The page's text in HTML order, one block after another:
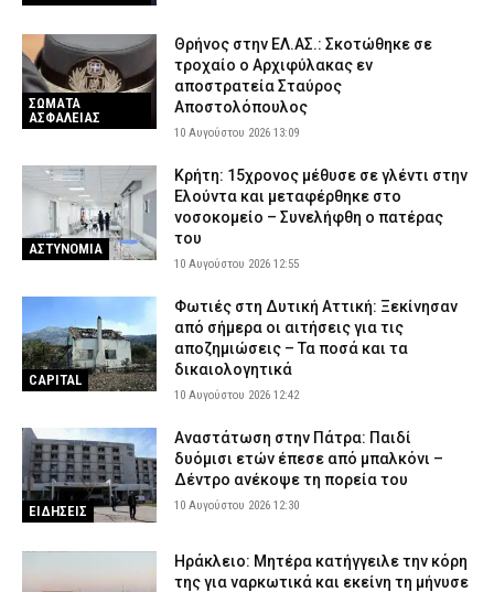
ΑΣΤΥΝΟΜΙΑ 9 Αυγούστου 2026 22:52
Τζόκερ: Αυτοί είναι οι τυχεροί αριθμοί που κερδίζουν πάνω από
2 εκατ. ευρώ
ΕΙΔΗΣΕΙΣ 9 Αυγούστου 2026 22:28
Βελτιωμένη η εικόνα της δασικής πυρκαγιάς στο Μουζάκι
Ηλείας – Επιχειρούν μόνο επίγειες δυνάμεις
ΕΙΔΗΣΕΙΣ 9 Αυγούστου 2026 22:19
ΣΩΜΑΤΑ
ΑΣΦΑΛΕΙΑΣ
Θρήνος στην ΕΛ.ΑΣ.: Σκοτώθηκε σε
τροχαίο ο Αρχιφύλακας εν
αποστρατεία Σταύρος
Αποστολόπουλος
10 Αυγούστου 2026 13:09
ΑΣΤΥΝΟΜΙΑ
Κρήτη: 15χρονος μέθυσε σε γλέντι στην
Ελούντα και μεταφέρθηκε στο
νοσοκομείο – Συνελήφθη ο πατέρας
του
10 Αυγούστου 2026 12:55
CAPITAL
Φωτιές στη Δυτική Αττική: Ξεκίνησαν
από σήμερα οι αιτήσεις για τις
αποζημιώσεις – Τα ποσά και τα
δικαιολογητικά
10 Αυγούστου 2026 12:42
ΕΙΔΗΣΕΙΣ
Αναστάτωση στην Πάτρα: Παιδί
δυόμισι ετών έπεσε από μπαλκόνι –
Δέντρο ανέκοψε τη πορεία του
10 Αυγούστου 2026 12:30
Ηράκλειο: Μητέρα κατήγγειλε την κόρη
της για ναρκωτικά και εκείνη τη μήνυσε